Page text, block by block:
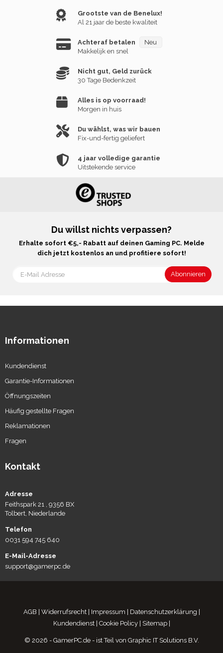
Grootste van de Benelux!
Al 21 jaar de beste kwaliteit
Achteraf betalen
Neu
Makkelijk en snel
Nicht gut, Geld zurück
30 Tage Bedenkzeit
Alles is op voorraad!
Morgen in huis
Du wählst, was wir bauen
Fix-und-fertig geliefert
4 jaar volledige garantie
Uitstekende service
Du willst nichts verpassen?
Erhalte sofort €5,- Rabatt auf deinen Gaming PC. Melde
dich jetzt kostenlos an und profitiere sofort!
Informationen
Kundendienst
Garantie-Informationen
Öffnungszeiten
Häufig gestellte Fragen
Reklamationen
Fragen
Kontakt
Adresse
Feithspark 21 , 9356 BX
Tolbert, Niederlande
Telefon
0031 594 745 640
E-Mail-Adresse
support@gamerpc.de
AGB Widerrufsrecht| Impressum Datenschutzerklärung
Kundendienst| Cookie Policy| Sitemap|
© 2026 - GamerPC.de - ist Teil von Graphic IT Solutions B.V.